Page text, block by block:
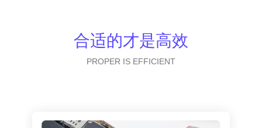
合适的才是高效
PROPER IS EFFICIENT